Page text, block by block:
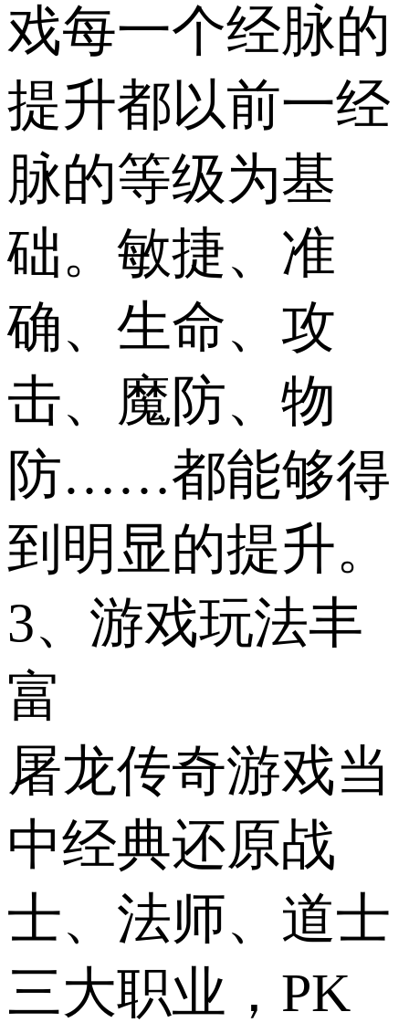
戏每一个经脉的
提升都以前一经
脉的等级为基
础。敏捷、准
确、生命、攻
击、魔防、物
防……都能够得
到明显的提升。
3、游戏玩法丰
富
屠龙传奇游戏当
中经典还原战
士、法师、道士
三大职业，PK